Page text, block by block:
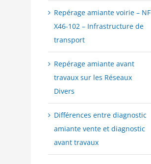
Repérage amiante voirie – NF
X46-102 – Infrastructure de
transport
Repérage amiante avant
travaux sur les Réseaux
Divers
Différences entre diagnostic
amiante vente et diagnostic
avant travaux